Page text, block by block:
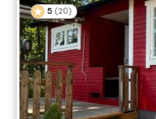
5 (20)